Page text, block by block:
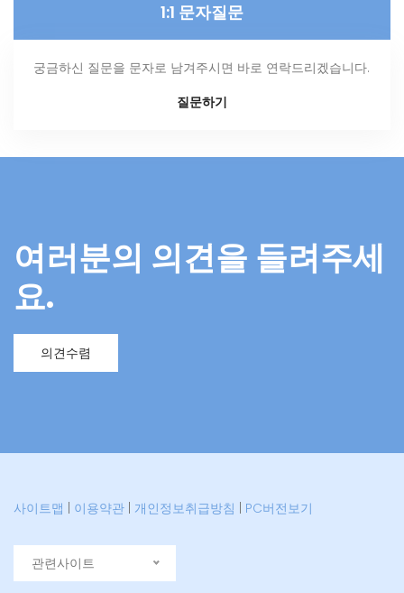
1:1 문자질문
궁금하신 질문을 문자로 남겨주시면 바로 연락드리겠습니다.
질문하기
여러분의 의견을 들려주세
요.
의견수렴
사이트맵 이용약관 개인정보취급방침 PC버전보기
관련사이트